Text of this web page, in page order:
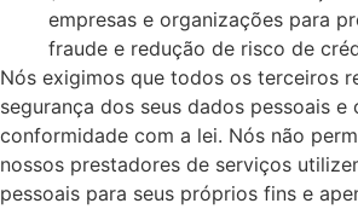
empresas e organizações para
fraude e redução de risco de
Nós exigimos que todos os terceiros
segurança dos seus dados pessoais e
conformidade com a lei. Nós não
nossos prestadores de serviços
pessoais para seus próprios fins e